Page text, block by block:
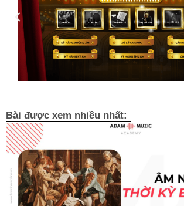
Bài được xem nhiều nhất: